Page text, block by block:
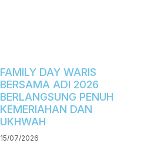
FAMILY DAY WARIS
BERSAMA ADI 2026
BERLANGSUNG PENUH
KEMERIAHAN DAN
UKHWAH
15/07/2026